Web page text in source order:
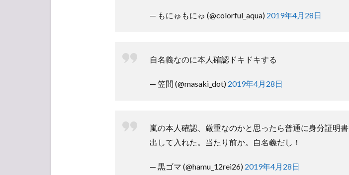
— もにゅもにゅ (@colorful_aqua) 2019年4月28日
自名義なのに本人確認ドキドキする
— 笠間 (@masaki_dot) 2019年4月28日
嵐の本人確認、厳重なのかと思ったら普通に身分証明書
出して入れた。当たり前か。自名義だし！
— 黒ゴマ (@hamu_12rei26) 2019年4月28日